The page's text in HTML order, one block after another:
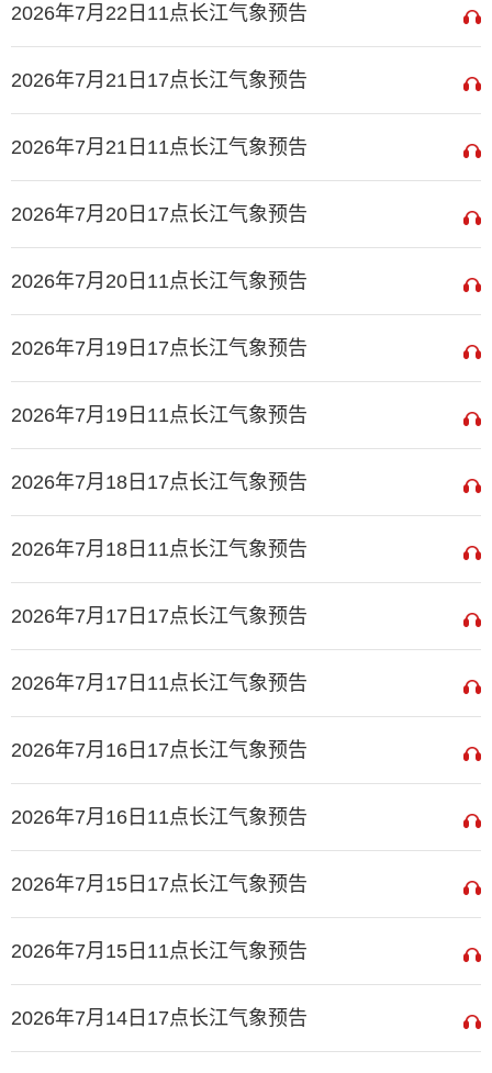
2026年7月22日11点长江气象预告
2026年7月21日17点长江气象预告
2026年7月21日11点长江气象预告
2026年7月20日17点长江气象预告
2026年7月20日11点长江气象预告
2026年7月19日17点长江气象预告
2026年7月19日11点长江气象预告
2026年7月18日17点长江气象预告
2026年7月18日11点长江气象预告
2026年7月17日17点长江气象预告
2026年7月17日11点长江气象预告
2026年7月16日17点长江气象预告
2026年7月16日11点长江气象预告
2026年7月15日17点长江气象预告
2026年7月15日11点长江气象预告
2026年7月14日17点长江气象预告